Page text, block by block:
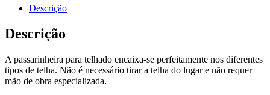
Descrição
Descrição
A passarinheira para telhado encaixa-se perfeitamente nos diferentes
tipos de telha. Não é necessário tirar a telha do lugar e não requer
mão de obra especializada.